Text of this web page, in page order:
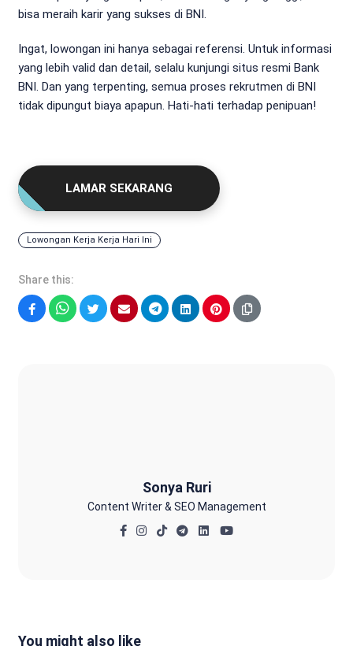
bisa meraih karir yang sukses di BNI.
Ingat, lowongan ini hanya sebagai referensi. Untuk informasi
yang lebih valid dan detail, selalu kunjungi situs resmi Bank
BNI. Dan yang terpenting, semua proses rekrutmen di BNI
tidak dipungut biaya apapun. Hati-hati terhadap penipuan!
LAMAR SEKARANG
Lowongan Kerja Kerja Hari Ini
Share this:
Sonya Ruri
Content Writer & SEO Management
You might also like